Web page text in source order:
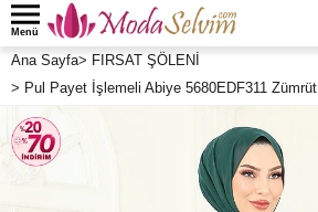
Menü
Ana Sayfa> FIRSAT ŞÖLENİ
> Pul Payet İşlemeli Abiye 5680EDF311 Zümrüt